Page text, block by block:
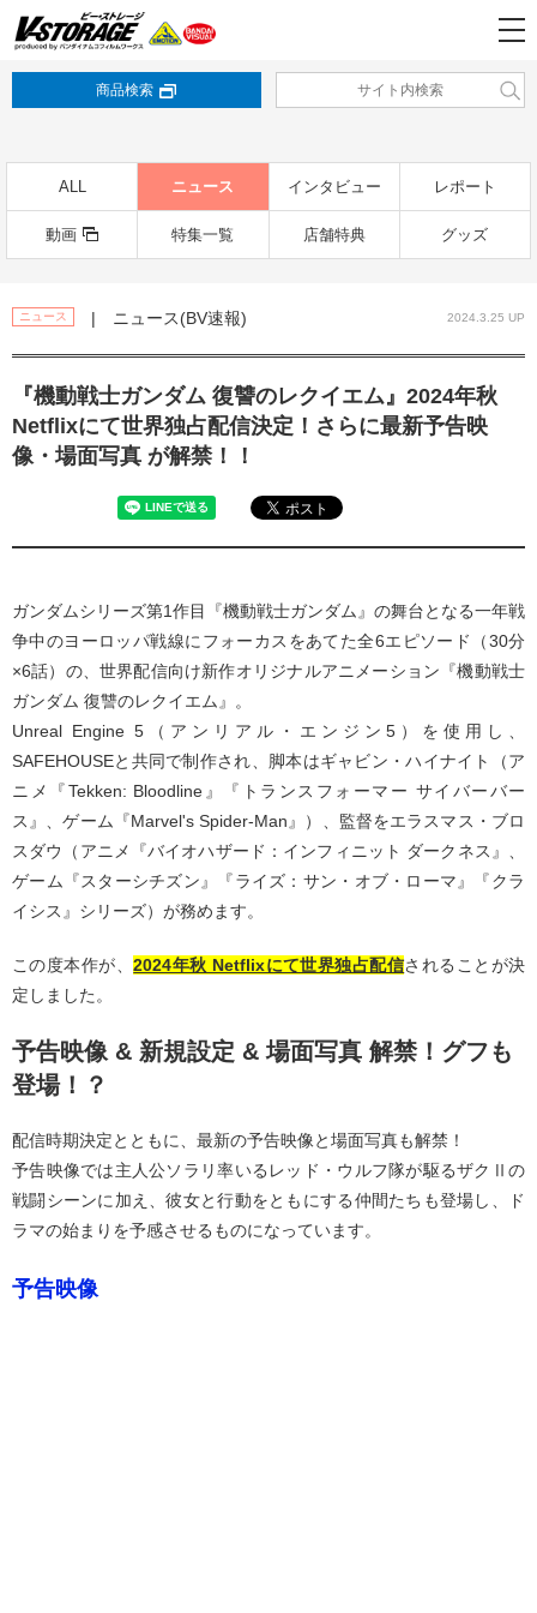
商品検索
ALL ニュース インタビュー レポート
動画 特集一覧 店舗特典 グッズ
ニュース | ニュース(BV速報) 2024.3.25 UP
『機動戦士ガンダム 復讐のレクイエム』2024年秋
Netflixにて世界独占配信決定！さらに最新予告映
像・場面写真 が解禁！！
ガンダムシリーズ第1作目『機動戦士ガンダム』の舞台となる一年戦
争中のヨーロッパ戦線にフォーカスをあてた全6エピソード（30分
×6話）の、世界配信向け新作オリジナルアニメーション『機動戦士
ガンダム 復讐のレクイエム』。
Unreal Engine 5（アンリアル・エンジン5）を使用し、
SAFEHOUSEと共同で制作され、脚本はギャビン・ハイナイト（ア
ニメ『Tekken: Bloodline』『トランスフォーマー サイバーバー
ス』、ゲーム『Marvel's Spider-Man』）、監督をエラスマス・ブロ
スダウ（アニメ『バイオハザード：インフィニット ダークネス』、
ゲーム『スターシチズン』『ライズ：サン・オブ・ローマ』『クラ
イシス』シリーズ）が務めます。
この度本作が、2024年秋 Netflixにて世界独占配信されることが決
定しました。
予告映像 & 新規設定 & 場面写真 解禁！グフも
登場！？
配信時期決定とともに、最新の予告映像と場面写真も解禁！
予告映像では主人公ソラリ率いるレッド・ウルフ隊が駆るザクⅡの
戦闘シーンに加え、彼女と行動をともにする仲間たちも登場し、ド
ラマの始まりを予感させるものになっています。
予告映像